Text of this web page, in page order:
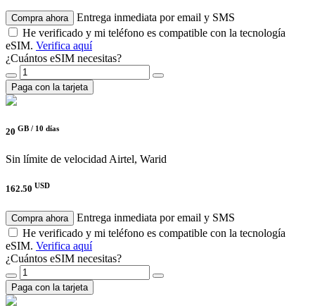
Compra ahora
Entrega inmediata por email y SMS
He verificado y mi teléfono es compatible con la tecnología
eSIM. Verifica aquí
¿Cuántos eSIM necesitas?
Paga con la tarjeta
20 GB / 10 días
Sin límite de velocidad Airtel, Warid
162.50 USD
Compra ahora
Entrega inmediata por email y SMS
He verificado y mi teléfono es compatible con la tecnología
eSIM. Verifica aquí
¿Cuántos eSIM necesitas?
Paga con la tarjeta